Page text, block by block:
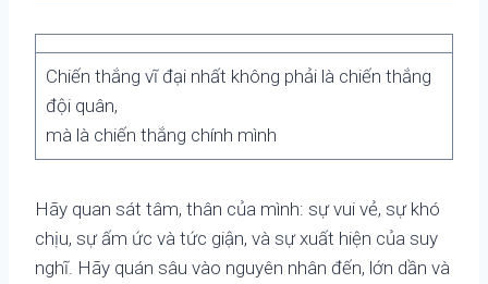
Chiến thắng vĩ đại nhất không phải là chiến thắng
đội quân,
mà là chiến thắng chính mình
Hãy quan sát tâm, thân của mình: sự vui vẻ, sự khó
chịu, sự ấm ức và tức giận, và sự xuất hiện của suy
nghĩ. Hãy quán sâu vào nguyên nhân đến, lớn dần và